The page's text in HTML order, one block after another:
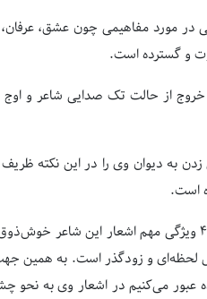
در مورد مفاهیمی چون عشق،
و گسترده است.
از حالت تک صدایی شاعر و اوج
زدن به دیوان وی را در این نکته
است.
وی مرگ‌اندیشی، جبرگرایی، بیزاری از ریا و غم‌انگیز بودن اشعار حافظ را 4 ویژگی
لحظه‌ای و زودگذر است. به همین
عبور می‌کنیم در اشعار وی به نحو